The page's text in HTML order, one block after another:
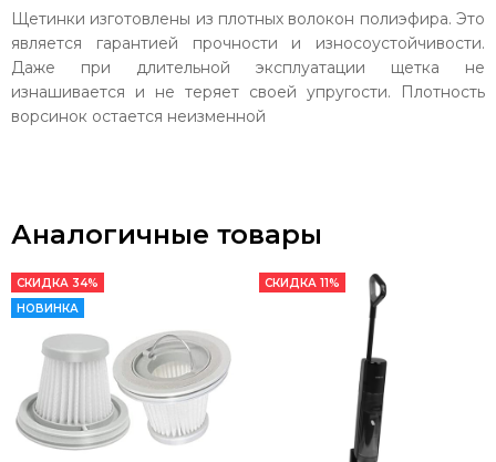
Щетинки изготовлены из плотных волокон полиэфира. Это
является гарантией прочности и износоустойчивости.
Даже при длительной эксплуатации щетка не
изнашивается и не теряет своей упругости. Плотность
ворсинок остается неизменной
Аналогичные товары
СКИДКА 34%
НОВИНКА
СКИДКА 11%